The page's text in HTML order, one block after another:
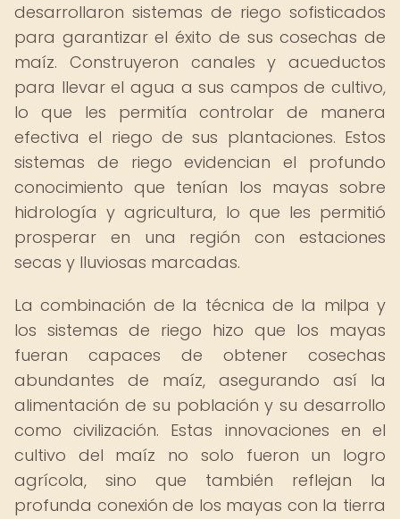
desarrollaron sistemas de riego sofisticados
para garantizar el éxito de sus cosechas de
maíz. Construyeron canales y acueductos
para llevar el agua a sus campos de cultivo,
lo que les permitía controlar de manera
efectiva el riego de sus plantaciones. Estos
sistemas de riego evidencian el profundo
conocimiento que tenían los mayas sobre
hidrología y agricultura, lo que les permitió
prosperar en una región con estaciones
secas y lluviosas marcadas.
La combinación de la técnica de la milpa y
los sistemas de riego hizo que los mayas
fueran capaces de obtener cosechas
abundantes de maíz, asegurando así la
alimentación de su población y su desarrollo
como civilización. Estas innovaciones en el
cultivo del maíz no solo fueron un logro
agrícola, sino que también reflejan la
profunda conexión de los mayas con la tierra